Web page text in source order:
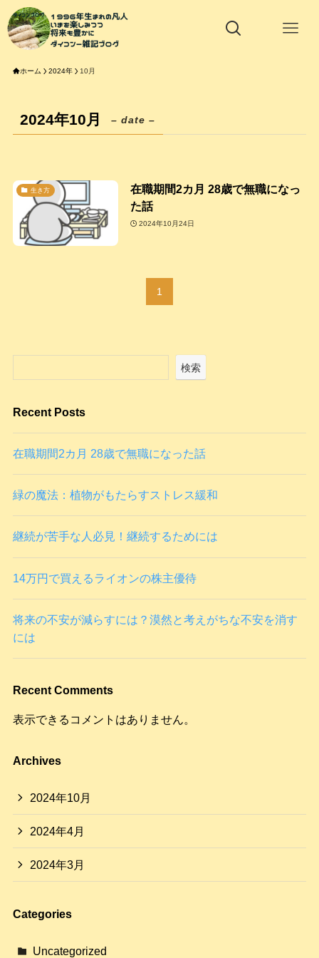
ホーム 2024年 10月
2024年10月 – date –
生き方
在職期間2カ月 28歳で無職になっ
た話
2024年10月24日
1
検索
Recent Posts
在職期間2カ月 28歳で無職になった話
緑の魔法：植物がもたらすストレス緩和
継続が苦手な人必見！継続するためには
14万円で買えるライオンの株主優待
将来の不安が減らすには？漠然と考えがちな不安を消す
には
Recent Comments
表示できるコメントはありません。
Archives
2024年10月
2024年4月
2024年3月
Categories
Uncategorized